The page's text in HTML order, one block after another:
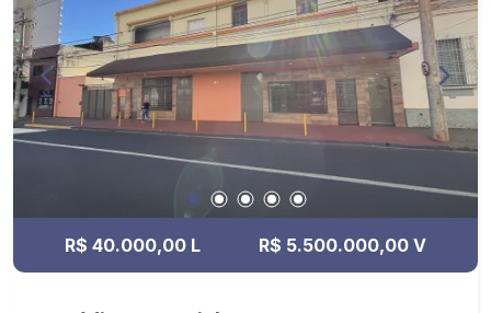
R$ 40.000,00 L R$ 5.500.000,00 V